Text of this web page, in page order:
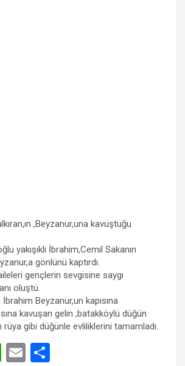
,Beyzanur,una kavuştuğu
yakışıkli İbrahim,Cemil Sakanın
gönlünü kaptırdı.
gençlerin sevgisine saygı
oluştü.
Beyzanur,un kapısına
kavuşan gelin ,batakköylü düğün
gibi düğünle evliliklerini tamamladı.
W E